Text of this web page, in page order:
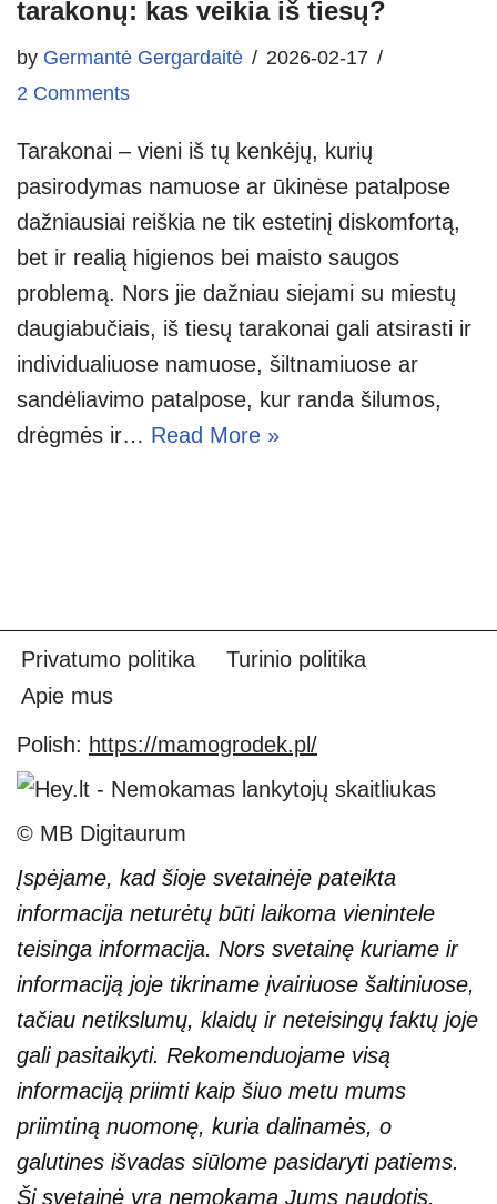
tarakonų: kas veikia iš tiesų?
by Germantė Gergardaitė
2026-02-17
2 Comments
Tarakonai – vieni iš tų kenkėjų, kurių
pasirodymas namuose ar ūkinėse patalpose
dažniausiai reiškia ne tik estetinį diskomfortą,
bet ir realią higienos bei maisto saugos
problemą. Nors jie dažniau siejami su miestų
daugiabučiais, iš tiesų tarakonai gali atsirasti ir
individualiuose namuose, šiltnamiuose ar
sandėliavimo patalpose, kur randa šilumos,
drėgmės ir… Read More »
Privatumo politika
Turinio politika
Apie mus
Polish: https://mamogrodek.pl/
© MB Digitaurum
Įspėjame, kad šioje svetainėje pateikta
informacija neturėtų būti laikoma vienintele
teisinga informacija. Nors svetainę kuriame ir
informaciją joje tikriname įvairiuose šaltiniuose,
tačiau netikslumų, klaidų ir neteisingų faktų joje
gali pasitaikyti. Rekomenduojame visą
informaciją priimti kaip šiuo metu mums
priimtiną nuomonę, kuria dalinamės, o
galutines išvadas siūlome pasidaryti patiems.
Ši svetainė yra nemokama Jums naudotis,